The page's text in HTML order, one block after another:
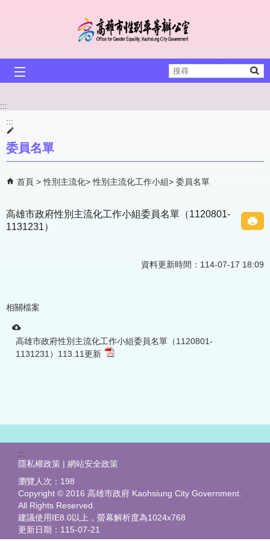
搜
尋
:::
:::
委員名單
首頁 性別主流化 性別主流化工作小組 委員名單
高雄市政府性別主流化工作小組委員名單（1120801-
1131231）
資料更新時間：114-07-17 18:09
相關檔案
高雄市政府性別主流化工作小組委員名單（1120801-
1131231）113.11更新
:::
隱私權政策 | 網站安全政策
瀏覽人次： 198
Copyright © 2016 高雄市政府 Kaohsiung City Government.
All Rights Reserved.
建議使用IE8.0以上，螢幕解析度為1024x768
更新日期： 115-07-21